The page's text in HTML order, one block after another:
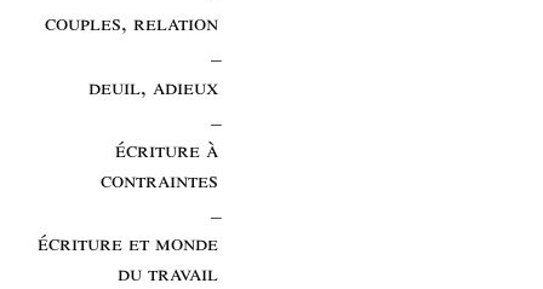
couples, relation
deuil, adieux
écriture à
contraintes
écriture et monde
du travail